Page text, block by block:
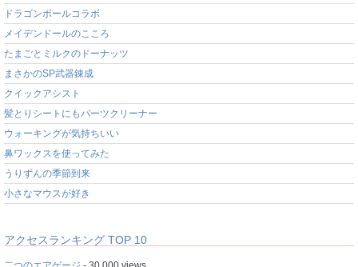
ドラゴンボールコラボ
メイデンドールのこころ
たまごとミルクのドーナッツ
まさかのSP武器錬成
クイックアシスト
髪とりシートにもパーツクリーナー
ウォーキングが気持ちいい
鼻ワックスを使ってみた
うりずんの季節到来
小さなマウスが好き
アクセスランキング TOP 10